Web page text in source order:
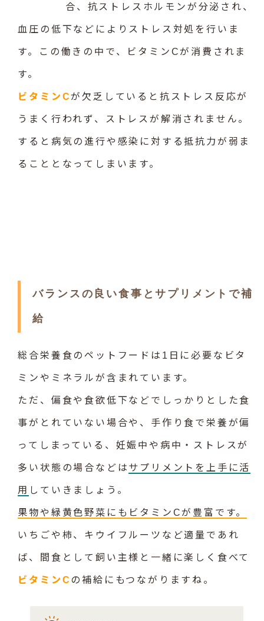
合、抗ストレスホルモンが分泌され、
血圧の低下などによりストレス対処を行いま
す。この働きの中で、ビタミンCが消費されま
す。
ビタミンCが欠乏していると抗ストレス反応が
うまく行われず、ストレスが解消されません。
すると病気の進行や感染に対する抵抗力が弱ま
ることとなってしまいます。
バランスの良い食事とサプリメントで補
給
総合栄養食のペットフードは1日に必要なビタ
ミンやミネラルが含まれています。
ただ、偏食や食欲低下などでしっかりとした食
事がとれていない場合や、手作り食で栄養が偏
ってしまっている、妊娠中や病中・ストレスが
多い状態の場合などは サプリメントを上手に活
用 していきましょう。
果物や緑黄色野菜にもビタミンCが豊富です。
いちごや柿、キウイフルーツなど適量であれ
ば、間食として飼い主様と一緒に楽しく食べて
ビタミンC の補給にもつながりますね。